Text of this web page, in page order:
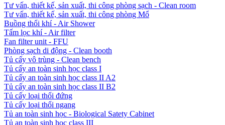
Tư vấn, thiết kế, sản xuất, thi công phòng sạch - Clean room
Tư vấn, thiết kế, sản xuất, thi công phòng Mổ
Buồng thổi khí - Air Shower
Tấm lọc khí - Air filter
Fan filter unit - FFU
Phòng sạch di động - Clean booth
Tủ cấy vô trùng - Clean bench
Tủ cấy an toàn sinh học class I
Tủ cấy an toàn sinh học class II A2
Tủ cấy an toàn sinh học class II B2
Tủ cấy loại thổi đứng
Tủ cấy loại thổi ngang
Tủ an toàn sinh học - Biological Satety Cabinet
Tủ an toàn sinh học class III